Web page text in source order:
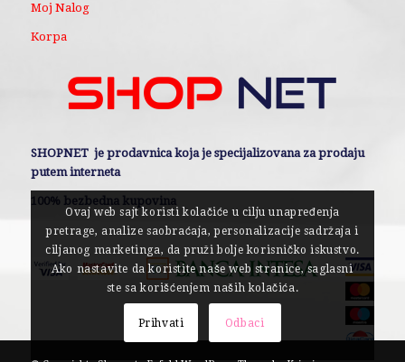
Moj Nalog
Korpa
SHOPNET je prodavnica koja je specijalizovana za prodaju
putem interneta
100% bezbedna kupovina
Ovaj web sajt koristi kolačiće u cilju unapređenja
pretrage, analize saobraćaja, personalizacije sadržaja i
ciljanog marketinga, da pruži bolje korisničko iskustvo.
Ako nastavite da koristite naše web stranice, saglasni
ste sa korišćenjem naših kolačića.
Prihvati Odbaci